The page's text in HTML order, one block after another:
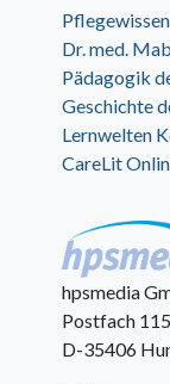
Dr. med.
Pädagogik
Geschichte
Lernwelten
CareLit
hpsmedia
Postfach
D-35406